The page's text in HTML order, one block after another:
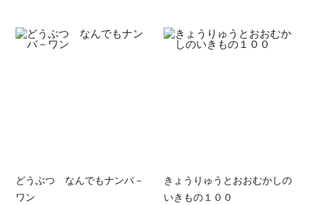
どうぶつ なんでもナンバ－
ワン
きょうりゅうとおおむかしの
いきもの１００